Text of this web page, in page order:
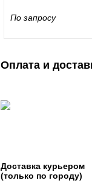
По запросу
Оплата и
Доставка курьером
(только по городу)